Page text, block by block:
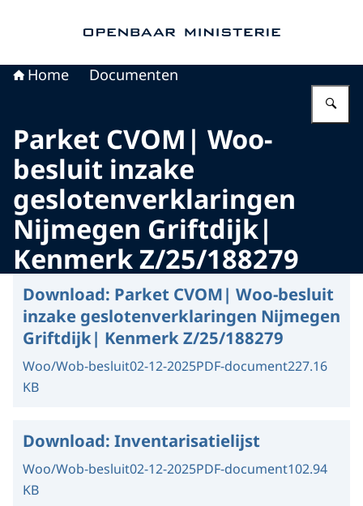
Home Documenten
Parket CVOM| Woo-
besluit inzake
geslotenverklaringen
Nijmegen Griftdijk|
Kenmerk Z/25/188279
Download: Parket CVOM| Woo-besluit
inzake geslotenverklaringen Nijmegen
Griftdijk| Kenmerk Z/25/188279
Woo/Wob-besluit02-12-2025PDF-document227.16
KB
Download: Inventarisatielijst
Woo/Wob-besluit02-12-2025PDF-document102.94
KB